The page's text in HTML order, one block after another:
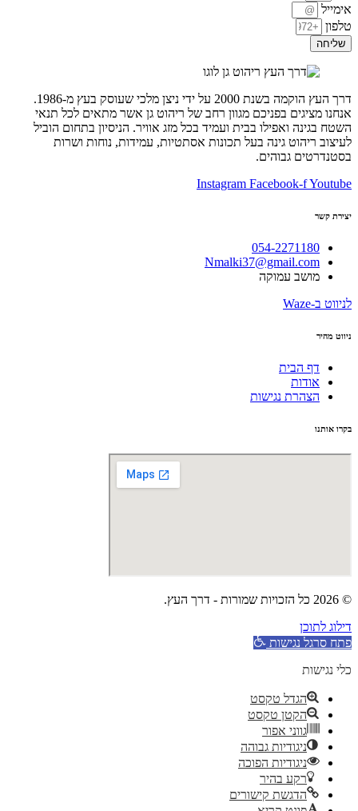
אימייל
טלפון
שליחה
דרך העץ הוקמה בשנת 2000 על ידי ניצן מלכי שעוסק בעץ מ-1986.
אנחנו מציגים בפניכם מגוון רחב של ריהוט גן אשר מתאים לכל תנאי
השטח בגינה ואפילו בבית ועמיד בכל מזג אוויר. הניסיון בתחום הוביל
לעיצוב ריהוט גינה בעל תכונות אסתטיות, עמידות, נוחות ושרות
בסטנדרטים גבוהים.
Instagram Facebook-fYoutube
יצירת קשר
054-2271180
Nmalki37@gmail.com
מושב עמוקה
לניווט ב-Waze
ניווט מהיר
דף הבית
אודות
הצהרת נגישות
בקרו אותנו
© 2026 כל הזכויות שמורות - דרך העץ.
דילוג לתוכן
פתח סרגל נגישות
כלי נגישות
הגדל טקסט
הקטן טקסט
גווני אפור
ניגודיות גבוהה
ניגודיות הפוכה
רקע בהיר
הדגשת קישורים